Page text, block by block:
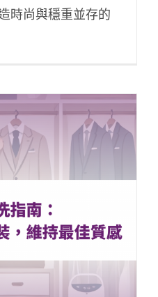
時尚與穩重並存的